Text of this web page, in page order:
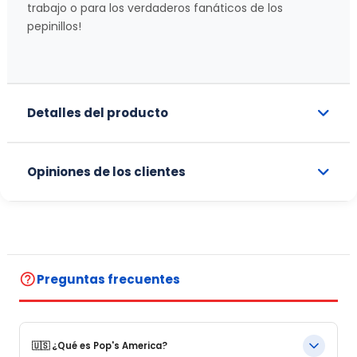
trabajo o para los verdaderos fanáticos de los
pepinillos!
Detalles del producto
Opiniones de los clientes
help_outlinePreguntas frecuentes
🇺🇸 ¿Qué es Pop's America?